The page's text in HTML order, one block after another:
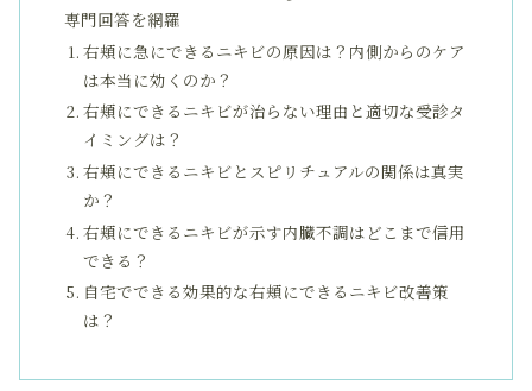
専門回答を網羅
右頬に急にできるニキビの原因は？内側からのケア
は本当に効くのか？
右頬にできるニキビが治らない理由と適切な受診タ
イミングは？
右頬にできるニキビとスピリチュアルの関係は真実
か？
右頬にできるニキビが示す内臓不調はどこまで信用
できる？
自宅でできる効果的な右頬にできるニキビ改善策
は？